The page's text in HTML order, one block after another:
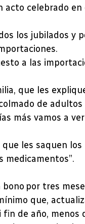
celebrado
los jubilados
a las
que les
de adultos
más vamos a
les saquen
medicamentos”.
por tres
que,
de año, menos